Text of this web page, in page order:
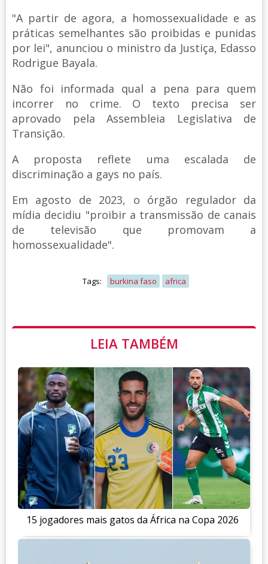
"A partir de agora, a homossexualidade e as
práticas semelhantes são proibidas e punidas
por lei", anunciou o ministro da Justiça, Edasso
Rodrigue Bayala.
Não foi informada qual a pena para quem
incorrer no crime. O texto precisa ser
aprovado pela Assembleia Legislativa de
Transição.
A proposta reflete uma escalada de
discriminação a gays no país.
Em agosto de 2023, o órgão regulador da
mídia decidiu "proibir a transmissão de canais
de televisão que promovam a
homossexualidade".
Tags: burkina faso africa
LEIA TAMBÉM
15 jogadores mais gatos da África na Copa 2026